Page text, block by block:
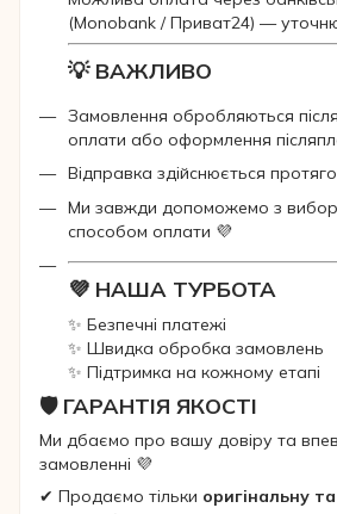
(Monobank / Приват24) —
💡 ВАЖЛИВО
Замовлення обробляються
оплати або оформлення
Відправка здійснюється
Ми завжди допоможемо з
способом оплати 💜
💜 НАША ТУРБОТА
✨ Безпечні платежі
✨ Швидка обробка замовлень
✨ Підтримка на кожному етапі
🛡 ГАРАНТІЯ ЯКОСТІ
Ми дбаємо про вашу довіру та
замовленні 💜
✔ Продаємо тільки оригінальну